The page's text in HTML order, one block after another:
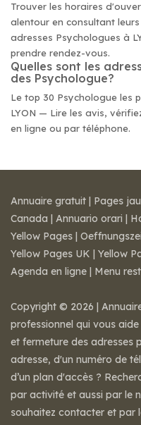
Trouver les horaires
alentour en consultant
adresses Psychologues à
prendre rendez-vous.
Quelles sont les
des Psychologue?
Le top 30 Psychologue les
LYON — Lire les avis,
en ligne ou par téléphone.
Annuaire gratuit | Pages
Canada | Annuario orari |
Yellow Pages |
Yellow Pages UK | Yellow
Agenda en ligne | Menu
Copyright © 2026 |
professionnel qui vous
et fermeture des adresses
adresse, d'un numéro de
d’un plan d'accès ?
par activité et aussi par le
souhaitez contacter et par